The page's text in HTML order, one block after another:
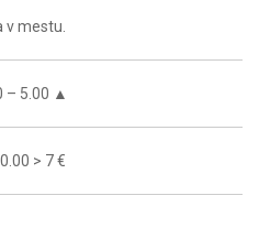
v mestu.
– 5.00 ▲
> 7 €